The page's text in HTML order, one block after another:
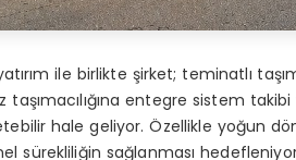
ile birlikte şirket; teminatlı
taşımacılığına entegre sistem
hale geliyor. Özellikle yoğun
sürekliliğin sağlanması